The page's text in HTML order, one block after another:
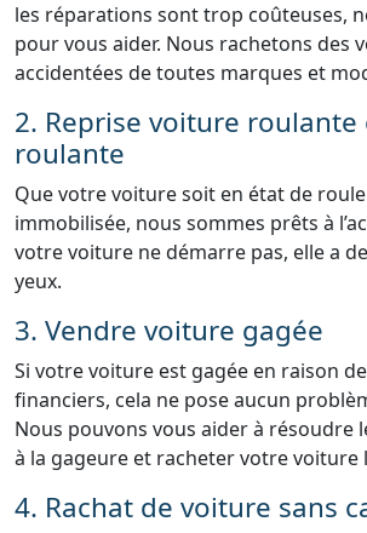
les réparations sont trop coûteuses,
pour vous aider. Nous rachetons des
accidentées de toutes marques et
2. Reprise voiture roulante
roulante
Que votre voiture soit en état de
immobilisée, nous sommes prêts à
votre voiture ne démarre pas, elle a
yeux.
3. Vendre voiture gagée
Si votre voiture est gagée en raison
financiers, cela ne pose aucun
Nous pouvons vous aider à résoudre
à la gageure et racheter votre voiture
4. Rachat de voiture sans